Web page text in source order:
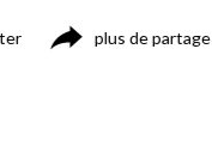
plus de partage